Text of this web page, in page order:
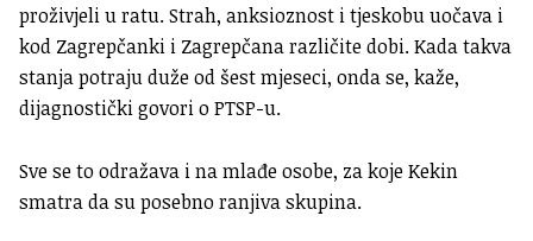
proživjeli u ratu. Strah, anksioznost i tjeskobu uočava i
kod Zagrepčanki i Zagrepčana različite dobi. Kada takva
stanja potraju duže od šest mjeseci, onda se, kaže,
dijagnostički govori o PTSP-u.
Sve se to odražava i na mlađe osobe, za koje Kekin
smatra da su posebno ranjiva skupina.